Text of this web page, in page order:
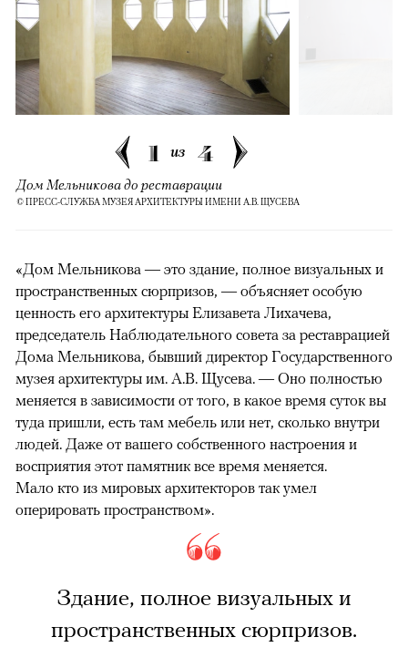
1 из 4
Дом Мельникова до реставрации
© ПРЕСС-СЛУЖБА МУЗЕЯ АРХИТЕКТУРЫ ИМЕНИ А.В. ЩУСЕВА
«Дом Мельникова — это здание, полное визуальных и
пространственных сюрпризов, — объясняет особую
ценность его архитектуры Елизавета Лихачева,
председатель Наблюдательного совета за реставрацией
Дома Мельникова, бывший директор Государственного
музея архитектуры им. А.В. Щусева. — Оно полностью
меняется в зависимости от того, в какое время суток вы
туда пришли, есть там мебель или нет, сколько внутри
людей. Даже от вашего собственного настроения и
восприятия этот памятник все время меняется.
Мало кто из мировых архитекторов так умел
оперировать пространством».
Здание, полное визуальных и
пространственных сюрпризов.